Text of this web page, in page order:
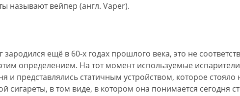
называют вейпер (англ. Vaper).
ещё в 60-х годах прошлого века, это не
определением. На тот момент используемые
и представлялись статичным устройством, которое стояло
сигареты, в том виде, в котором она понимается сегодня